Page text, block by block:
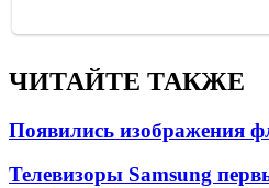
ЧИТАЙТЕ ТАКЖЕ
Появились изображения
Телевизоры Samsung